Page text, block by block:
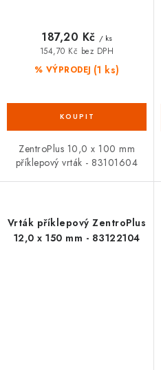
% VÝPRODEJ (1 ks)
154,70 Kč bez DPH
187,20 Kč / ks
ZentroPlus 10,0 x 100 mm
příklepový vrták - 83101604
Vrták příklepový ZentroPlus
12,0 x 150 mm - 83122104